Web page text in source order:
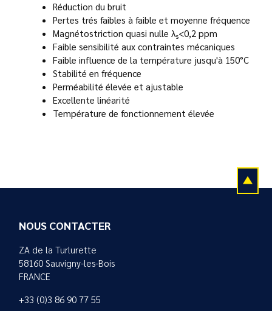
Réduction du bruit
Pertes trés faibles à faible et moyenne fréquence
Magnétostriction quasi nulle λs<0,2 ppm
Faible sensibilité aux contraintes mécaniques
Faible influence de la température jusqu'à 150°C
Stabilité en fréquence
Perméabilité élevée et ajustable
Excellente linéarité
Température de fonctionnement élevée
NOUS CONTACTER
ZA de la Turlurette
58160 Sauvigny-les-Bois
FRANCE
+33 (0)3 86 90 77 55